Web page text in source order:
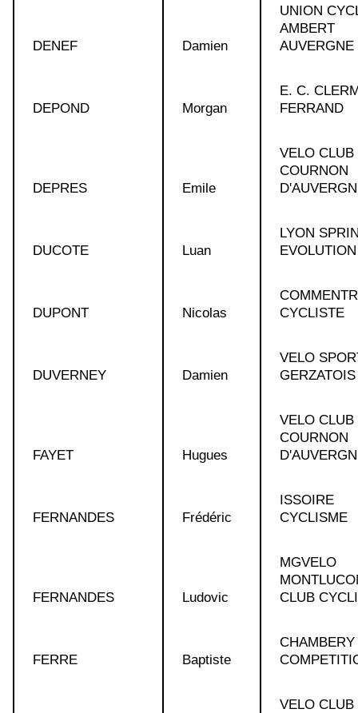
DENEF Damien
UNION
AMBERT
AUVERGNE
DEPOND Morgan
E. C.
FERRAND
DEPRES Emile
VELO CLUB
COURNON
DUCOTE Luan
LYON
EVOLUTION
DUPONT Nicolas
CYCLISTE
DUVERNEY Damien
VELO
GERZATOIS
FAYET Hugues
VELO CLUB
COURNON
FERNANDES Frédéric
ISSOIRE
CYCLISME
FERNANDES Ludovic
MGVELO
CLUB
FERRE Baptiste
VELO CLUB